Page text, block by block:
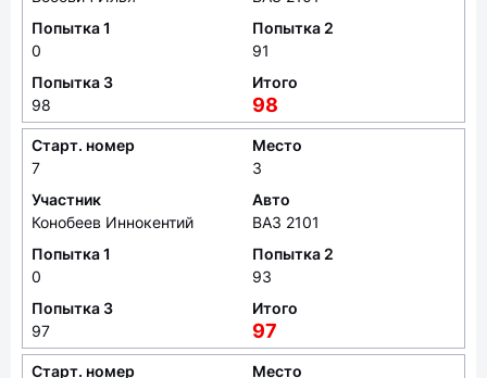
Попытка 1
0
Попытка 2
91
Попытка 3
98
Итого
98
Старт. номер
7
Место
3
Участник
Конобеев Иннокентий
Авто
ВАЗ 2101
Попытка 1
0
Попытка 2
93
Попытка 3
97
Итого
97
Старт. номер
Место